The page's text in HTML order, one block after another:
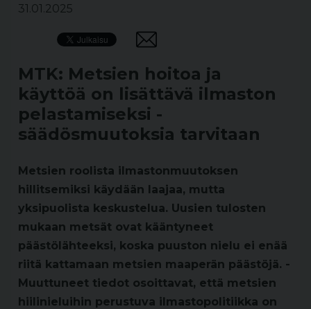
31.01.2025
MTK: Metsien hoitoa ja
käyttöä on lisättävä ilmaston
pelastamiseksi -
säädösmuutoksia tarvitaan
Metsien roolista ilmastonmuutoksen
hillitsemiksi käydään laajaa, mutta
yksipuolista keskustelua. Uusien tulosten
mukaan metsät ovat kääntyneet
päästölähteeksi, koska puuston nielu ei enää
riitä kattamaan metsien maaperän päästöjä. -
Muuttuneet tiedot osoittavat, että metsien
hiilinieluihin perustuva ilmastopolitiikka on